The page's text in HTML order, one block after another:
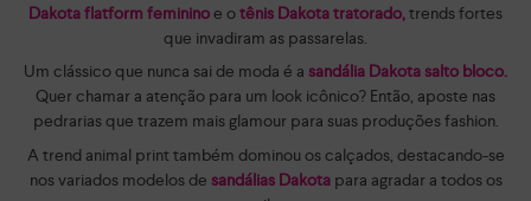
Dakota flatform femininoe otênis Dakota tratorado,trends fortes
que invadiram as passarelas.
Um clássico que nunca sai de moda é a sandália Dakota salto bloco.
Quer chamar a atenção para um look icônico? Então, aposte nas
pedrarias que trazem mais glamour para suas produções fashion.
A trend animal print também dominou os calçados, destacando-se
nos variados modelos de sandálias Dakotapara agradar a todos os